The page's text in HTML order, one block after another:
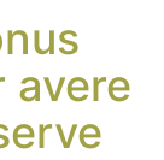
avere